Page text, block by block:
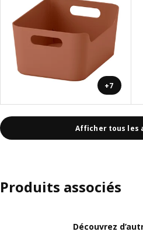
+7
Afficher tous les
Produits associés
Découvrez